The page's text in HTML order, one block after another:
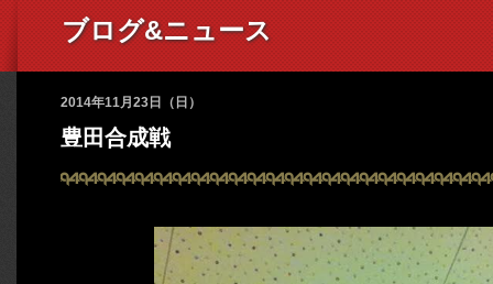
ブログ&ニュース
2014年11月23日（日）
豊田合成戦